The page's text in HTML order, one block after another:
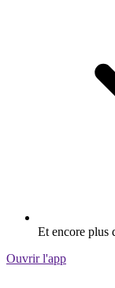
Et encore plus
Ouvrir l'app